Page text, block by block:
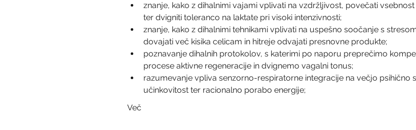
znanje, kako z dihalnimi vajami vplivati na vzdržljivost, povečati
ter dvigniti toleranco na laktate pri visoki intenzivnosti;
znanje, kako z dihalnimi tehnikami vplivati na uspešno soočanje s
dovajati več kisika celicam in hitreje odvajati presnovne produkte;
poznavanje dihalnih protokolov, s katerimi po naporu preprečimo
procese aktivne regeneracije in dvignemo vagalni tonus;
razumevanje vpliva senzorno-respiratorne integracije na večjo psihično
učinkovitost ter racionalno porabo energije;
Več